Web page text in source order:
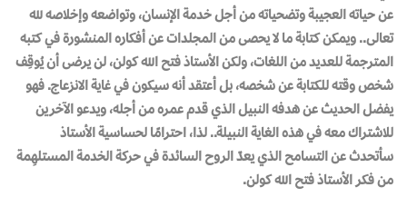
عن حياته العجيبة وتضحياته من أجل خدمة الإنسان، وتواضعه وإخلاصه لله
تعالى.. ويمكن كتابة ما لا يحصى من المجلدات عن أفكاره المنشورة في كتبه
المترجمة للعديد من اللغات، ولكن الأستاذ فتح الله كولن، لن يرضى أن يُوقِف
شخص وقته للكتابة عن شخصه، بل أعتقد أنه سيكون في غاية الانزعاج. فهو
يفضل الحديث عن هدفه النبيل الذي قدم عمره من أجله، ويدعو الآخرين
للاشتراك معه في هذه الغاية النبيلة.. لذا، احترامًا لحساسية الأستاذ
سأتحدث عن التسامح الذي يعدّ الروح السائدة في حركة الخدمة المستلهِمة
من فكر الأستاذ فتح الله كولن.